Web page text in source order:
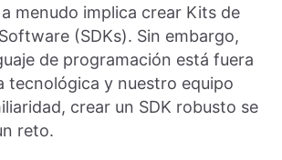
menudo implica crear Kits de
(SDKs). Sin embargo,
de programación está fuera
tecnológica y nuestro equipo
crear un SDK robusto se
reto.